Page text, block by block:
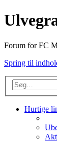
Forum for FC
Spring til
Hurtige